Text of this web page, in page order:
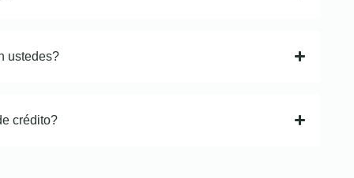
ustedes?
crédito?